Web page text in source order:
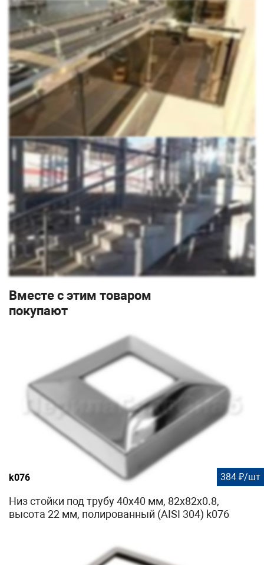
Вместе с этим товаром
покупают
k076 384 ₽/шт
Низ стойки под трубу 40х40 мм, 82х82х0.8,
высота 22 мм, полированный (AISI 304) k076